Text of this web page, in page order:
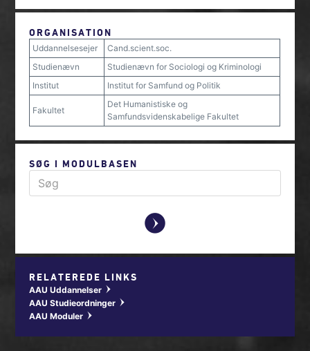
ORGANISATION
Uddannelsesejer
Cand.scient.soc.
Studienævn
Studienævn for Sociologi og Kriminologi
Institut
Institut for Samfund og Politik
Fakultet
Det Humanistiske og
Samfundsvidenskabelige Fakultet
SØG I MODULBASEN
y
RELATEREDE LINKS
AAU Uddannelser w
AAU Studieordninger w
AAU Moduler w